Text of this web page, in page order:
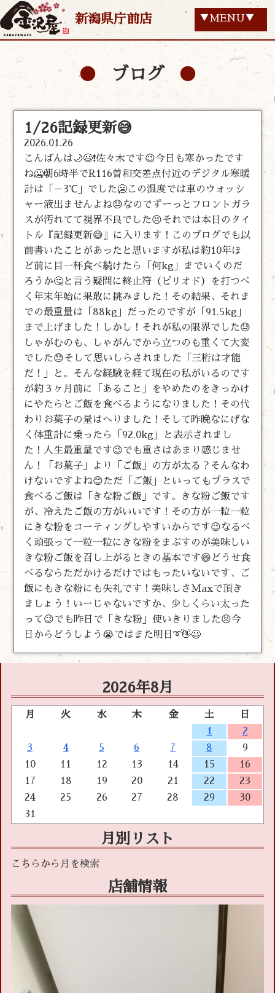
新潟県庁前店 ▼MENU▼
ブログ
1/26記録更新😅
2026.01.26
こんばんは🌙😃❗佐々木です😉今日も寒かったです
ね🥶朝6時半でR116曽和交差点付近のデジタル寒暖
計は「－3℃」でした🥶この温度では車のウォッシ
ャー液出ませんよね😓なのでずーっとフロントガラ
スが汚れてて視界不良でした😣それでは本日のタイ
トル『記録更新😅』に入ります！このブログでも以
前書いたことがあったと思いますが私は約10年ほ
ど前に目一杯食べ続けたら「何kg」までいくのだ
ろうか🤔と言う疑問に終止符（ピリオド）を打つべ
く年末年始に果敢に挑みました！その結果、それま
での最重量は「88kg」だったのですが「91.5kg」
まで上げました！しかし！それが私の限界でした😓
しゃがむのも、しゃがんでから立つのも重くて大変
でした😓そして思いしらされました「三桁は才能
だ！」と。そんな経験を経て現在の私がいるのです
が約３ヶ月前に「あること」をやめたのをきっかけ
にやたらとご飯を食べるようになりました！その代
わりお菓子の量はへりました！そして昨晩なにげな
く体重計に乗ったら「92.0kg」と表示されまし
た！人生最重量です😉でも重さはあまり感じませ
ん！「お菓子」より「ご飯」の方が太る？そんなわ
けないですよね😊ただ「ご飯」といってもプラスで
食べるご飯は「きな粉ご飯」です。きな粉ご飯です
が、冷えたご飯の方がいいです！その方が一粒一粒
にきな粉をコーティングしやすいからです😉なるべ
く頑張って一粒一粒にきな粉をまぶすのが美味しい
きな粉ご飯を召し上がるときの基本です😄どうせ食
べるならただかけるだけではもったいないです、ご
飯にもきな粉にも失礼です！美味しさMaxで頂き
ましょう！いーじゃないですか、少しくらい太った
って😉でも昨日で「きな粉」使いきりました😣今
日からどうしよう😭ではまた明日➰👋😃
2026年8月
月 火 水 木 金 土
日
1
2
3
4 5 6 7 8
9
10
11 12 13 14 15
16
17
18 19 20 21 22
23
24
25 26 27 28 29
30
31
月別リスト
店舗情報